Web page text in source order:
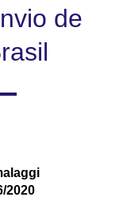
de
2020